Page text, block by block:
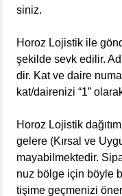
siniz.
Horoz Lojistik ile
şekilde sevk edilir.
dir. Kat ve daire
kat/dairenizi “1”
Horoz Lojistik
gelere (Kırsal ve
mayabilmektedir.
nuz bölge için böyle
tişime geçmenizi